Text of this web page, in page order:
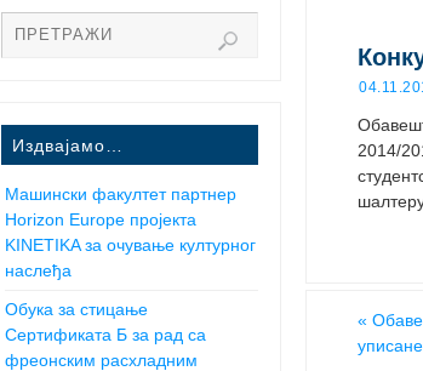
2014/
«
Издвајамо…
Машински факултет партнер
Horizon Europe пројекта
KINETIKA за очување културног
наслеђа
Обука за стицање
Сертификата Б за рад са
фреонским расхладним